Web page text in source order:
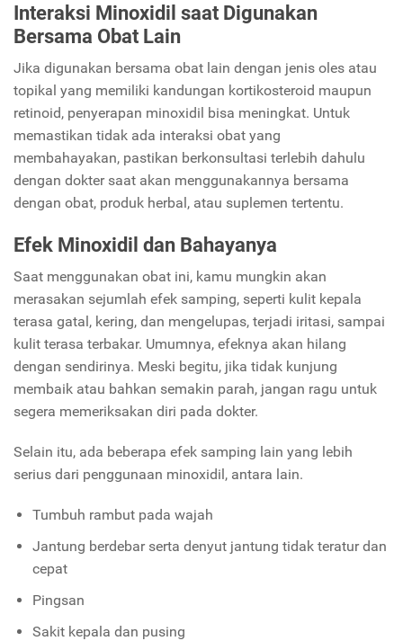
Interaksi Minoxidil saat Digunakan
Bersama Obat Lain
Jika digunakan bersama obat lain dengan jenis oles atau
topikal yang memiliki kandungan kortikosteroid maupun
retinoid, penyerapan minoxidil bisa meningkat. Untuk
memastikan tidak ada interaksi obat yang
membahayakan, pastikan berkonsultasi terlebih dahulu
dengan dokter saat akan menggunakannya bersama
dengan obat, produk herbal, atau suplemen tertentu.
Efek Minoxidil dan Bahayanya
Saat menggunakan obat ini, kamu mungkin akan
merasakan sejumlah efek samping, seperti kulit kepala
terasa gatal, kering, dan mengelupas, terjadi iritasi, sampai
kulit terasa terbakar. Umumnya, efeknya akan hilang
dengan sendirinya. Meski begitu, jika tidak kunjung
membaik atau bahkan semakin parah, jangan ragu untuk
segera memeriksakan diri pada dokter.
Selain itu, ada beberapa efek samping lain yang lebih
serius dari penggunaan minoxidil, antara lain.
Tumbuh rambut pada wajah
Jantung berdebar serta denyut jantung tidak teratur dan
cepat
Pingsan
Sakit kepala dan pusing